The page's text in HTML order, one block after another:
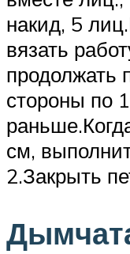
накид, 5
вязать
продолжать
стороны по
см,
2.Закрыть